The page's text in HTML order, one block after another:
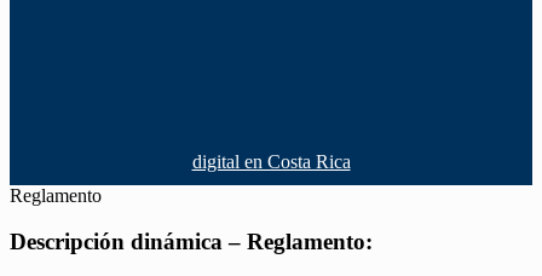
digital en Costa Rica
Reglamento
Descripción dinámica – Reglamento: